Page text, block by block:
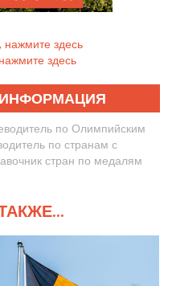
нажмите здесь
здесь
по Олимпийским
по странам с
стран по медалям